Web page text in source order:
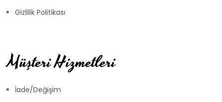
Gizlilik Politikası
Müşteri Hizmetleri
İade/Değişim